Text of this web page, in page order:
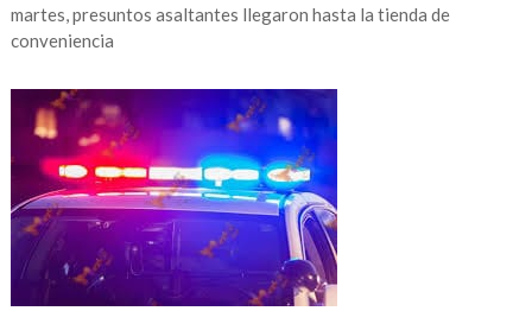
martes, presuntos asaltantes llegaron hasta la tienda de
conveniencia